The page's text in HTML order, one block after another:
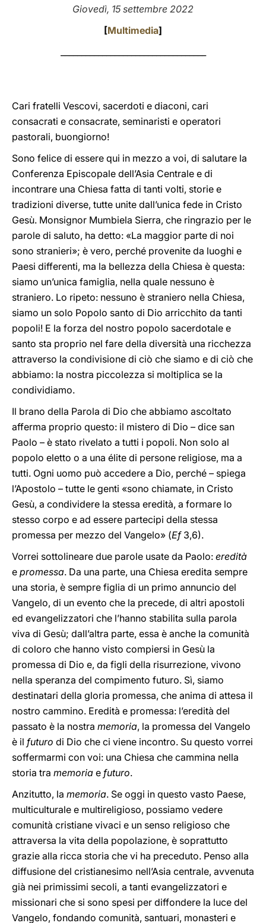
Giovedì, 15 settembre 2022
[Multimedia]
Cari fratelli Vescovi, sacerdoti e diaconi, cari
consacrati e consacrate, seminaristi e operatori
pastorali, buongiorno!
Sono felice di essere qui in mezzo a voi, di salutare la
Conferenza Episcopale dell’Asia Centrale e di
incontrare una Chiesa fatta di tanti volti, storie e
tradizioni diverse, tutte unite dall’unica fede in Cristo
Gesù. Monsignor Mumbiela Sierra, che ringrazio per le
parole di saluto, ha detto: «La maggior parte di noi
sono stranieri»; è vero, perché provenite da luoghi e
Paesi differenti, ma la bellezza della Chiesa è questa:
siamo un’unica famiglia, nella quale nessuno è
straniero. Lo ripeto: nessuno è straniero nella Chiesa,
siamo un solo Popolo santo di Dio arricchito da tanti
popoli! E la forza del nostro popolo sacerdotale e
santo sta proprio nel fare della diversità una ricchezza
attraverso la condivisione di ciò che siamo e di ciò che
abbiamo: la nostra piccolezza si moltiplica se la
condividiamo.
Il brano della Parola di Dio che abbiamo ascoltato
afferma proprio questo: il mistero di Dio – dice san
Paolo – è stato rivelato a tutti i popoli. Non solo al
popolo eletto o a una élite di persone religiose, ma a
tutti. Ogni uomo può accedere a Dio, perché – spiega
l’Apostolo – tutte le genti «sono chiamate, in Cristo
Gesù, a condividere la stessa eredità, a formare lo
stesso corpo e ad essere partecipi della stessa
promessa per mezzo del Vangelo» (Ef3,6).
Vorrei sottolineare due parole usate da Paolo: eredità
e promessa. Da una parte, una Chiesa eredita sempre
una storia, è sempre figlia di un primo annuncio del
Vangelo, di un evento che la precede, di altri apostoli
ed evangelizzatori che l’hanno stabilita sulla parola
viva di Gesù; dall’altra parte, essa è anche la comunità
di coloro che hanno visto compiersi in Gesù la
promessa di Dio e, da figli della risurrezione, vivono
nella speranza del compimento futuro. Sì, siamo
destinatari della gloria promessa, che anima di attesa il
nostro cammino. Eredità e promessa: l’eredità del
passato è la nostra memoria, la promessa del Vangelo
è il futuro di Dio che ci viene incontro. Su questo vorrei
soffermarmi con voi: una Chiesa che cammina nella
storia tra memoria e futuro.
Anzitutto, la memoria. Se oggi in questo vasto Paese,
multiculturale e multireligioso, possiamo vedere
comunità cristiane vivaci e un senso religioso che
attraversa la vita della popolazione, è soprattutto
grazie alla ricca storia che vi ha preceduto. Penso alla
diffusione del cristianesimo nell’Asia centrale, avvenuta
già nei primissimi secoli, a tanti evangelizzatori e
missionari che si sono spesi per diffondere la luce del
Vangelo, fondando comunità, santuari, monasteri e